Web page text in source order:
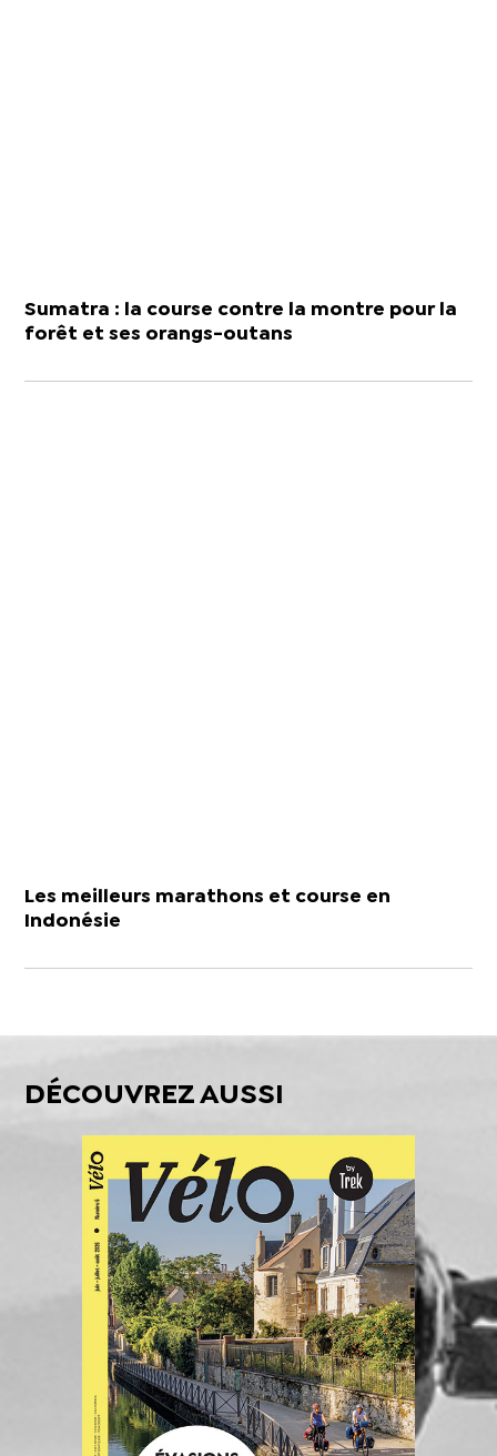
Sumatra : la course contre la montre pour la
forêt et ses orangs-outans
Les meilleurs marathons et course en
Indonésie
DÉCOUVREZ AUSSI